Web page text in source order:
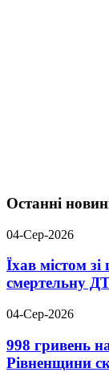
Останні
04-Сер-2026
Їхав містом
смертельну
04-Сер-2026
998 гривень
Рівненщини